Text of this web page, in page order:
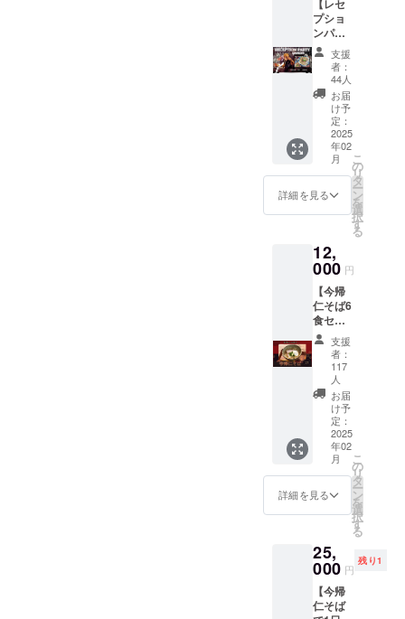
行ってい
にて限
定URL
をお送
りしま
5月末日
まで
※1,000
円分の
お食事
券10枚
お送り
します
※お釣り
は出ま
せんの
でご了
承くだ
さい ※
プショ
ンパー
ティー
スポン
サー】
復活
オープ
ンを記
念し
て、地
元今帰
仁村在
住の皆
様をお
招きし
帰仁そ
ば』を
振る舞
うレセ
プショ
ンパー
ティー
を開催
しま
す。 ぜ
ひパー
ティー
のスポ
ンサー
様に
なって
いただ
けます
舗に来
ていた
ご参加
頂くこ
支援
者：
44人
お届
け予
定：
2025
年02
月
詳細を見る
こ
の
リ
タ
ー
ン
を
選
択
す
る
12,
000 円
【今帰
仁そば6
食セッ
ト】 そ
ば、
スー
プ、な
んこつ
ソーキ
が入っ
た6食
セット
です。
コシの
強いつ
の麺
と、
あっさ
りしつ
つも深
支援
者：
117
人
お届
け予
定：
2025
年02
月
詳細を見る
こ
の
リ
タ
ー
ン
を
選
択
す
る
25,
000 円
残り1
【今帰
仁そば